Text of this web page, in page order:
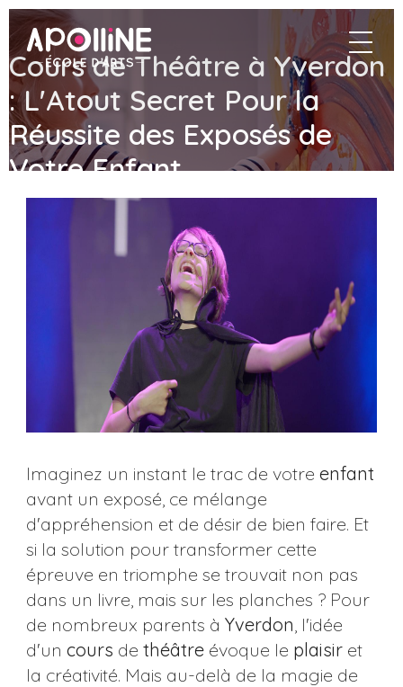
Apolline
–
École
d'arts
Cours de Théâtre à Yverdon
: L'Atout Secret Pour la
Réussite des Exposés de
Votre Enfant
Imaginez un instant le trac de votre enfant
avant un exposé, ce mélange
d'appréhension et de désir de bien faire. Et
si la solution pour transformer cette
épreuve en triomphe se trouvait non pas
dans un livre, mais sur les planches ? Pour
de nombreux parents à Yverdon , l'idée
d'un cours de théâtreévoque le plaisiret
la créativité. Mais au-delà de la magie de